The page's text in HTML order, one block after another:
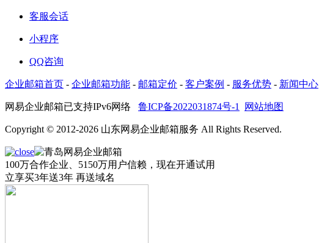
客服会话
小程序
QQ咨询
企业邮箱首页 - 企业邮箱功能 - 邮箱定价 - 客户案例 - 服务优势 - 新闻中心
网易企业邮箱已支持IPv6网络 鲁ICP备2022031874号-1 网站地图
Copyright © 2012-2026 山东网易企业邮箱服务 All Rights Reserved.
100万合作企业、5150万用户信赖，现在开通试用
立享买3年送3年 再送域名